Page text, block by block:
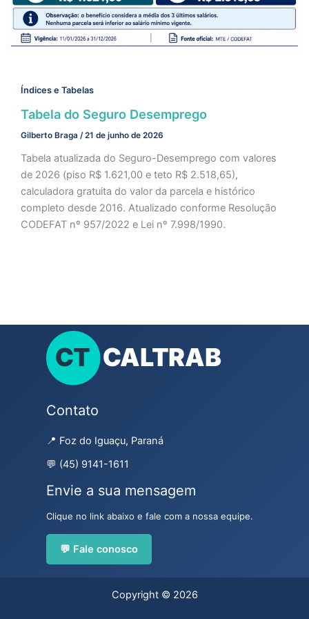
Índices e Tabelas
Tabela do Seguro Desemprego
Gilberto Braga /21 de junho de 2026
Tabela atualizada do Seguro-Desemprego com valores
de 2026 (piso R$ 1.621,00 e teto R$ 2.518,65),
calculadora gratuita do valor da parcela e histórico
completo desde 2016. Atualizado conforme Resolução
CODEFAT nº 957/2022 e Lei nº 7.998/1990.
Contato
📍 Foz do Iguaçu, Paraná
💬 (45) 9141-1611
Envie a sua mensagem
Clique no link abaixo e fale com a nossa equipe.
💬 Fale conosco
Copyright © 2026